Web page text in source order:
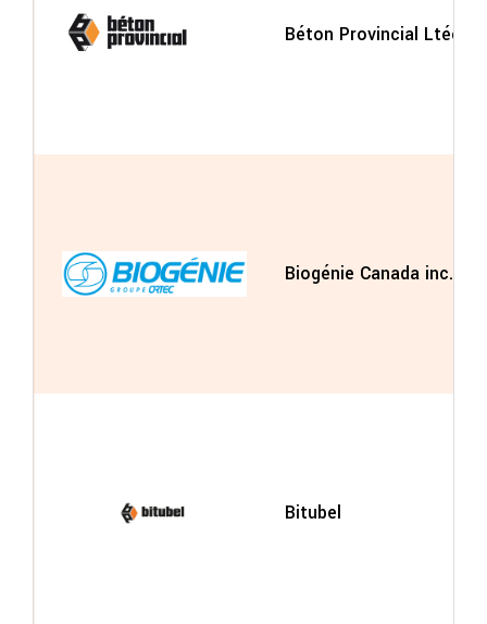
Béton Provincial Ltée
Biogénie Canada inc.
Bitubel